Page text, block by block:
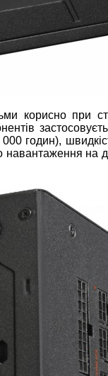
корисно при
годин),
навантаження